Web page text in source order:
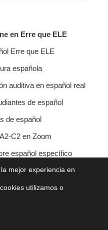
en Erre que ELE
Erre que ELE
española
auditiva en español real
de español
de español
C2 en Zoom
español específico
veraniego
de cookies
mejor experiencia en
utilizamos o